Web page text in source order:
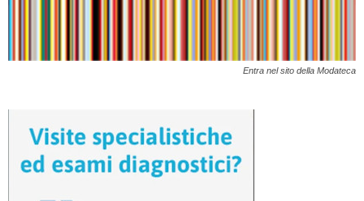
Entra nel sito della Modateca